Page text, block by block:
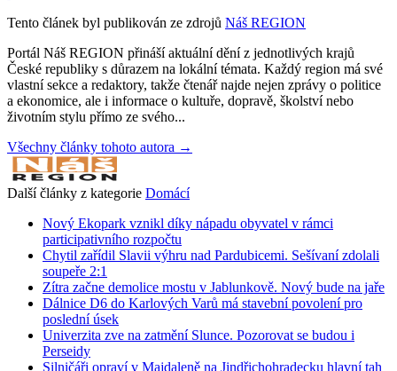
Tento článek byl publikován ze zdrojů Náš REGION
Portál Náš REGION přináší aktuální dění z jednotlivých krajů
České republiky s důrazem na lokální témata. Každý region má své
vlastní sekce a redaktory, takže čtenář najde nejen zprávy o politice
a ekonomice, ale i informace o kultuře, dopravě, školství nebo
životním stylu přímo ze svého...
Všechny články tohoto autora →
Další články z kategorie Domácí
Nový Ekopark vznikl díky nápadu obyvatel v rámci
participativního rozpočtu
Chytil zařídil Slavii výhru nad Pardubicemi. Sešívaní zdolali
soupeře 2:1
Zítra začne demolice mostu v Jablunkově. Nový bude na jaře
Dálnice D6 do Karlových Varů má stavební povolení pro
poslední úsek
Univerzita zve na zatmění Slunce. Pozorovat se budou i
Perseidy
Silničáři opraví v Majdaleně na Jindřichohradecku hlavní tah